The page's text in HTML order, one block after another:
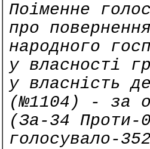
Поіменне
про
народного
у власності
у власність
(№1104) - за
(За-34 Проти-
голосувало-